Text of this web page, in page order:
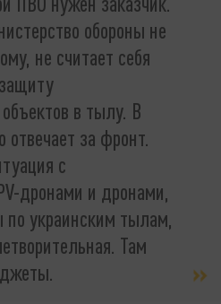
обороны не
не считает себя
в тылу. В
отвечает за фронт.
с
дронами и дронами,
украинским тылам,
Там